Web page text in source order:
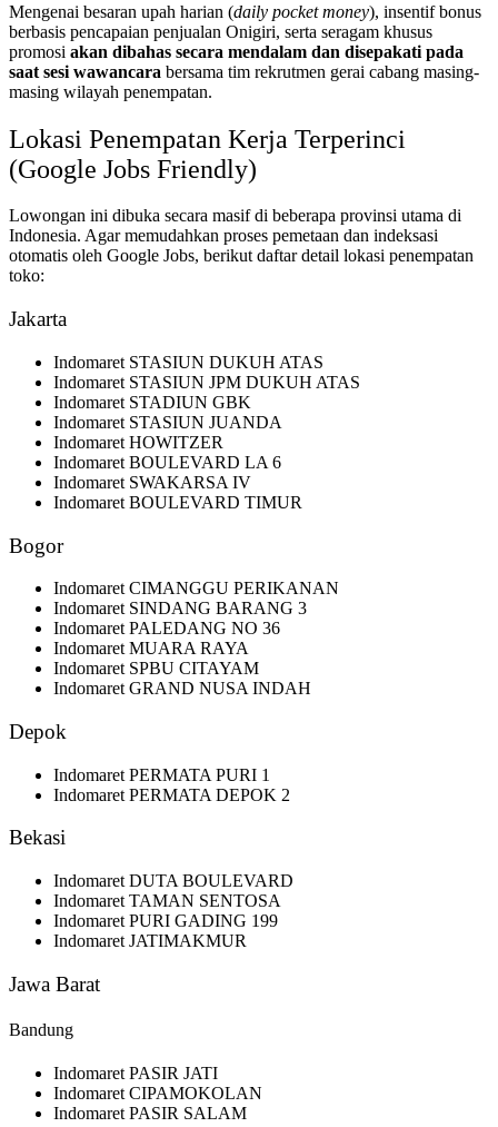
Mengenai besaran upah harian (daily pocket money), insentif bonus
berbasis pencapaian penjualan Onigiri, serta seragam khusus
promosi akan dibahas secara mendalam dan disepakati pada
saat sesi wawancara bersama tim rekrutmen gerai cabang masing-
masing wilayah penempatan.
Lokasi Penempatan Kerja Terperinci
(Google Jobs Friendly)
Lowongan ini dibuka secara masif di beberapa provinsi utama di
Indonesia. Agar memudahkan proses pemetaan dan indeksasi
otomatis oleh Google Jobs, berikut daftar detail lokasi penempatan
toko:
Jakarta
Indomaret STASIUN DUKUH ATAS
Indomaret STASIUN JPM DUKUH ATAS
Indomaret STADIUN GBK
Indomaret STASIUN JUANDA
Indomaret HOWITZER
Indomaret BOULEVARD LA 6
Indomaret SWAKARSA IV
Indomaret BOULEVARD TIMUR
Bogor
Indomaret CIMANGGU PERIKANAN
Indomaret SINDANG BARANG 3
Indomaret PALEDANG NO 36
Indomaret MUARA RAYA
Indomaret SPBU CITAYAM
Indomaret GRAND NUSA INDAH
Depok
Indomaret PERMATA PURI 1
Indomaret PERMATA DEPOK 2
Bekasi
Indomaret DUTA BOULEVARD
Indomaret TAMAN SENTOSA
Indomaret PURI GADING 199
Indomaret JATIMAKMUR
Jawa Barat
Bandung
Indomaret PASIR JATI
Indomaret CIPAMOKOLAN
Indomaret PASIR SALAM